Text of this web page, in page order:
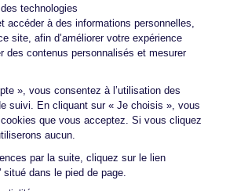
et doit être remboursé.
de remboursement avant de
vous engager.
de quelque nature que ce soit, ne
particulier avant l'obtention
plusieurs prêts d'argent.
crédit •Plan du site• Mentions
Accessibilité Contact